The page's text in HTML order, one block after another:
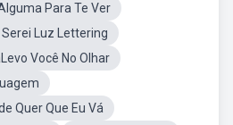
Para Te Ver
Luz Lettering
Você No Olhar
Quer Que Eu Vá